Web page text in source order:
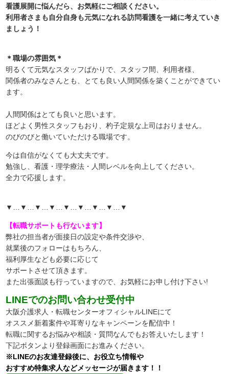
看護展開に悩んだら、お気軽にご相談ください。
利用者さまも自分自身も元気になれる訪問看護を一緒に考えていき
ましょう！
＊職場の雰囲気＊
明るくて元気なスタッフばかりで、スタッフ間、利用者様、
関係者のみなさんとも、とても良い人間関係を築くことができてい
ます。
人間関係はとても良いと思います。
ほどよく男性スタッフもおり、杓子定規な上司はおりません。
のびのびと働いていただける職場です。
今は自信がなくても大丈夫です。
勉強し、看護・理学療法・人間レベルを向上してください。
全力で応援します。
▼…▼…▼…▼…▼…▼…▼…▼…▼
【転職サポートも行ないます】
弊社の担当者が面接日の設定や条件交渉や、
就業後のフォローはもちろん、
福利厚生なども必要に応じて
サポートさせて頂きます。
また出張面談も行っていますので、 お気軽にお申し付け下さい!
LINEでのお問い合わせ受付中
大阪介護求人・転職センターオフィシャルLINEにて
オススメ新着案件や耳寄りなキャンペーンを配信中！
転職に関するお悩みや相談・質問なんでもお答えいたします！
下記ボタンより登録画面にお進みください。
※LINEのお友達登録後に、お役立ち情報や
おすすめ特集求人などメッセージが届きます！！